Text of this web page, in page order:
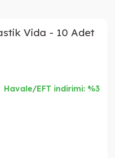
Vida - 10 Adet
Havale/EFT indirimi: %3